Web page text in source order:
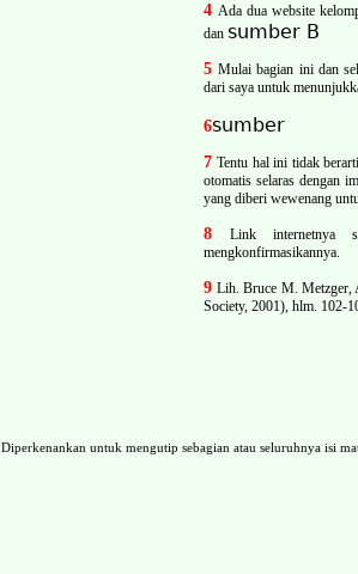
4 Ada dua website
dan sumber B
5 Mulai bagian ini dan
dari saya untuk
6sumber
7 Tentu hal ini tidak
otomatis selaras dengan
yang diberi wewenang
8
Link internetnya
mengkonfirmasikannya.
9 Lih. Bruce M. Metzger,
Society, 2001), hlm. 102-
Diperkenankan untuk mengutip sebagian atau seluruhnya isi